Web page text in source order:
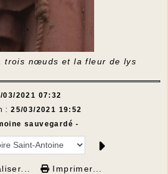
trois nœuds et la fleur de lys
03/2021 07:32
:25/03/2021 19:52
sauvegardé -
Imprimer...